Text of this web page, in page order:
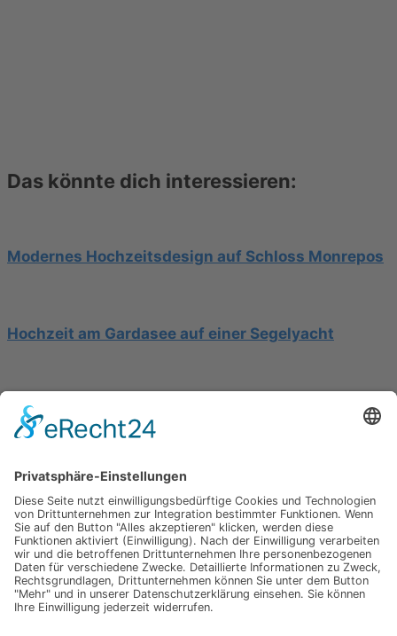
Das könnte dich interessieren:
Modernes Hochzeitsdesign auf Schloss Monrepos
Hochzeit am Gardasee auf einer Segelyacht
Mediterrane Hochzeit unter Mimosen
Impressum
Werbung
About
Einsendung
AGB
Datenschutzerklärung